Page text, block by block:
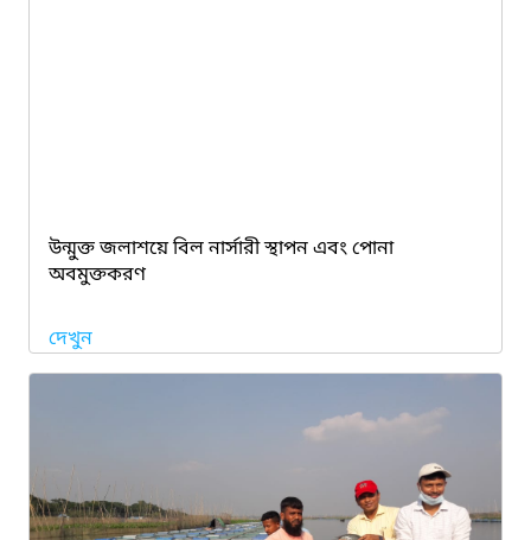
উন্মুক্ত জলাশয়ে বিল নার্সারী স্থাপন এবং পোনা
অবমুক্তকরণ
দেখুন